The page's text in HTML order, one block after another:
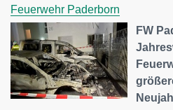
Feuerwehr Paderborn
FW